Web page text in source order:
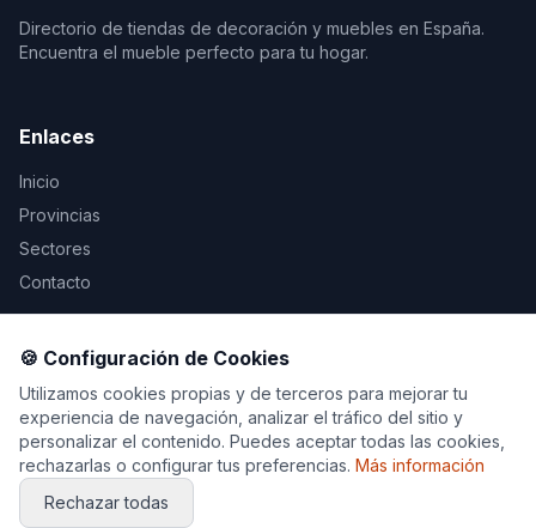
Directorio de tiendas de decoración y muebles en España.
Encuentra el mueble perfecto para tu hogar.
Enlaces
Inicio
Provincias
Sectores
Contacto
Legal
Aviso Legal
Privacidad
Cookies
🍪 Configuración de Cookies
Utilizamos cookies propias y de terceros para mejorar tu
experiencia de navegación, analizar el tráfico del sitio y
personalizar el contenido. Puedes aceptar todas las cookies,
rechazarlas o configurar tus preferencias. Más información
Rechazar todas